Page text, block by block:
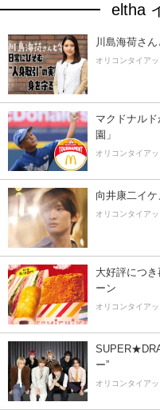
eltha
川島海荷さ
オリコンタイア
マクドナル
園」
オリコンタイア
向井康二イケ
オリコンタイア
大好評につ
ーン
オリコンタイア
ー”
オリコンタイア